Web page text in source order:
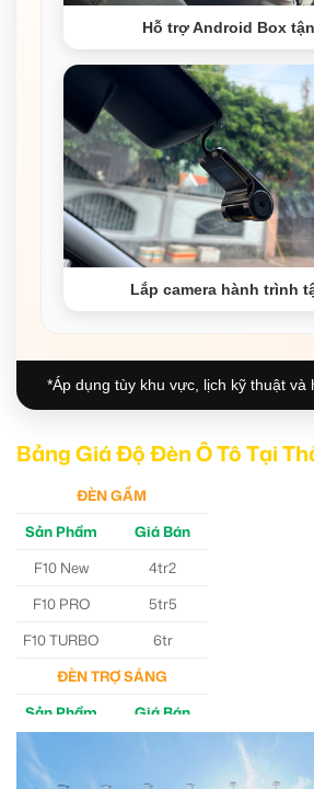
Hỗ trợ Android Box
Lắp camera hành trình
*Áp dụng tùy khu vực, lịch kỹ thuật và
Bảng Giá Độ Đèn Ô Tô Tại
ĐÈN GẦM
Sản Phẩm
Giá Bán
F10 New
4tr2
F10 PRO
5tr5
F10 TURBO
6tr
ĐÈN TRỢ SÁNG
Sản Phẩm
Giá Bán
M30 Ultra
Aozoom EX3
5tr